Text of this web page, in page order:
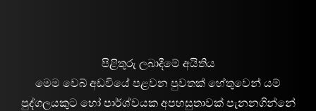
පිළිතුරු ලබාදීමේ අයිතිය
මෙම වෙබ් අඩවියේ පළවන පුවතක් හේතුවෙන් යම්
පුද්ගලයකුට හෝ පාර්ශ්වයක අපහසුතාවක් පැනනගින්නේ